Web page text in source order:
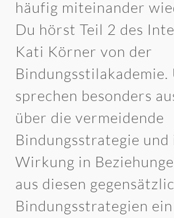
häufig miteinander
Du hörst Teil 2 des
Kati Körner von der
sprechen besonders
über die vermeidende
Bindungsstrategie und
Wirkung in
aus diesen
Bindungsstrategien ein